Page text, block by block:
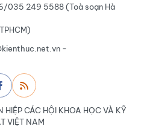
035 249 5588 (Toà soạn Hà
-
CÁC HỘI KHOA HỌC VÀ KỸ
VIỆT NAM